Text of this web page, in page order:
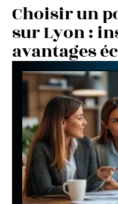
Choisir un
sur Lyon :
avantages